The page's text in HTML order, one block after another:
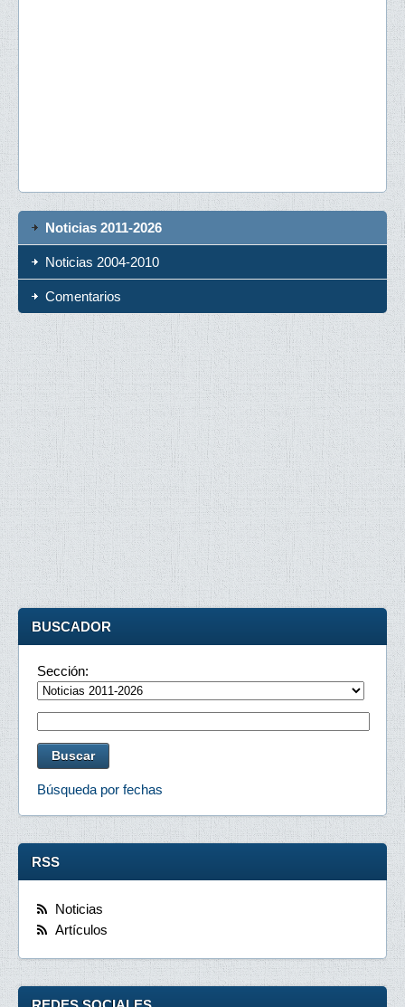
Noticias 2011-2026
Noticias 2004-2010
Comentarios
BUSCADOR
Sección:
Búsqueda por fechas
RSS
Noticias
Artículos